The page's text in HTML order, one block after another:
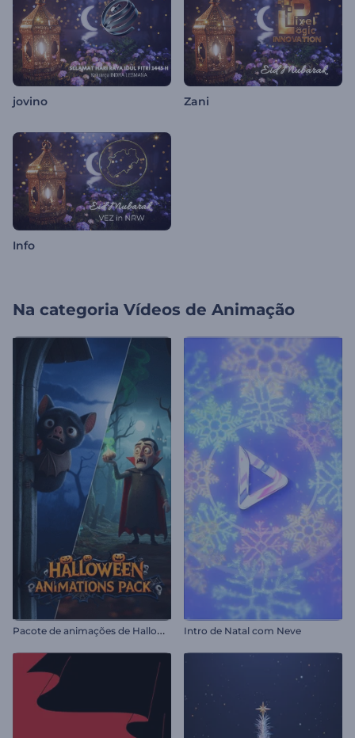
jovino Zani
Info
Na categoria Vídeos de Animação
P
acote de animações de Halloween Intro de Natal com Neve